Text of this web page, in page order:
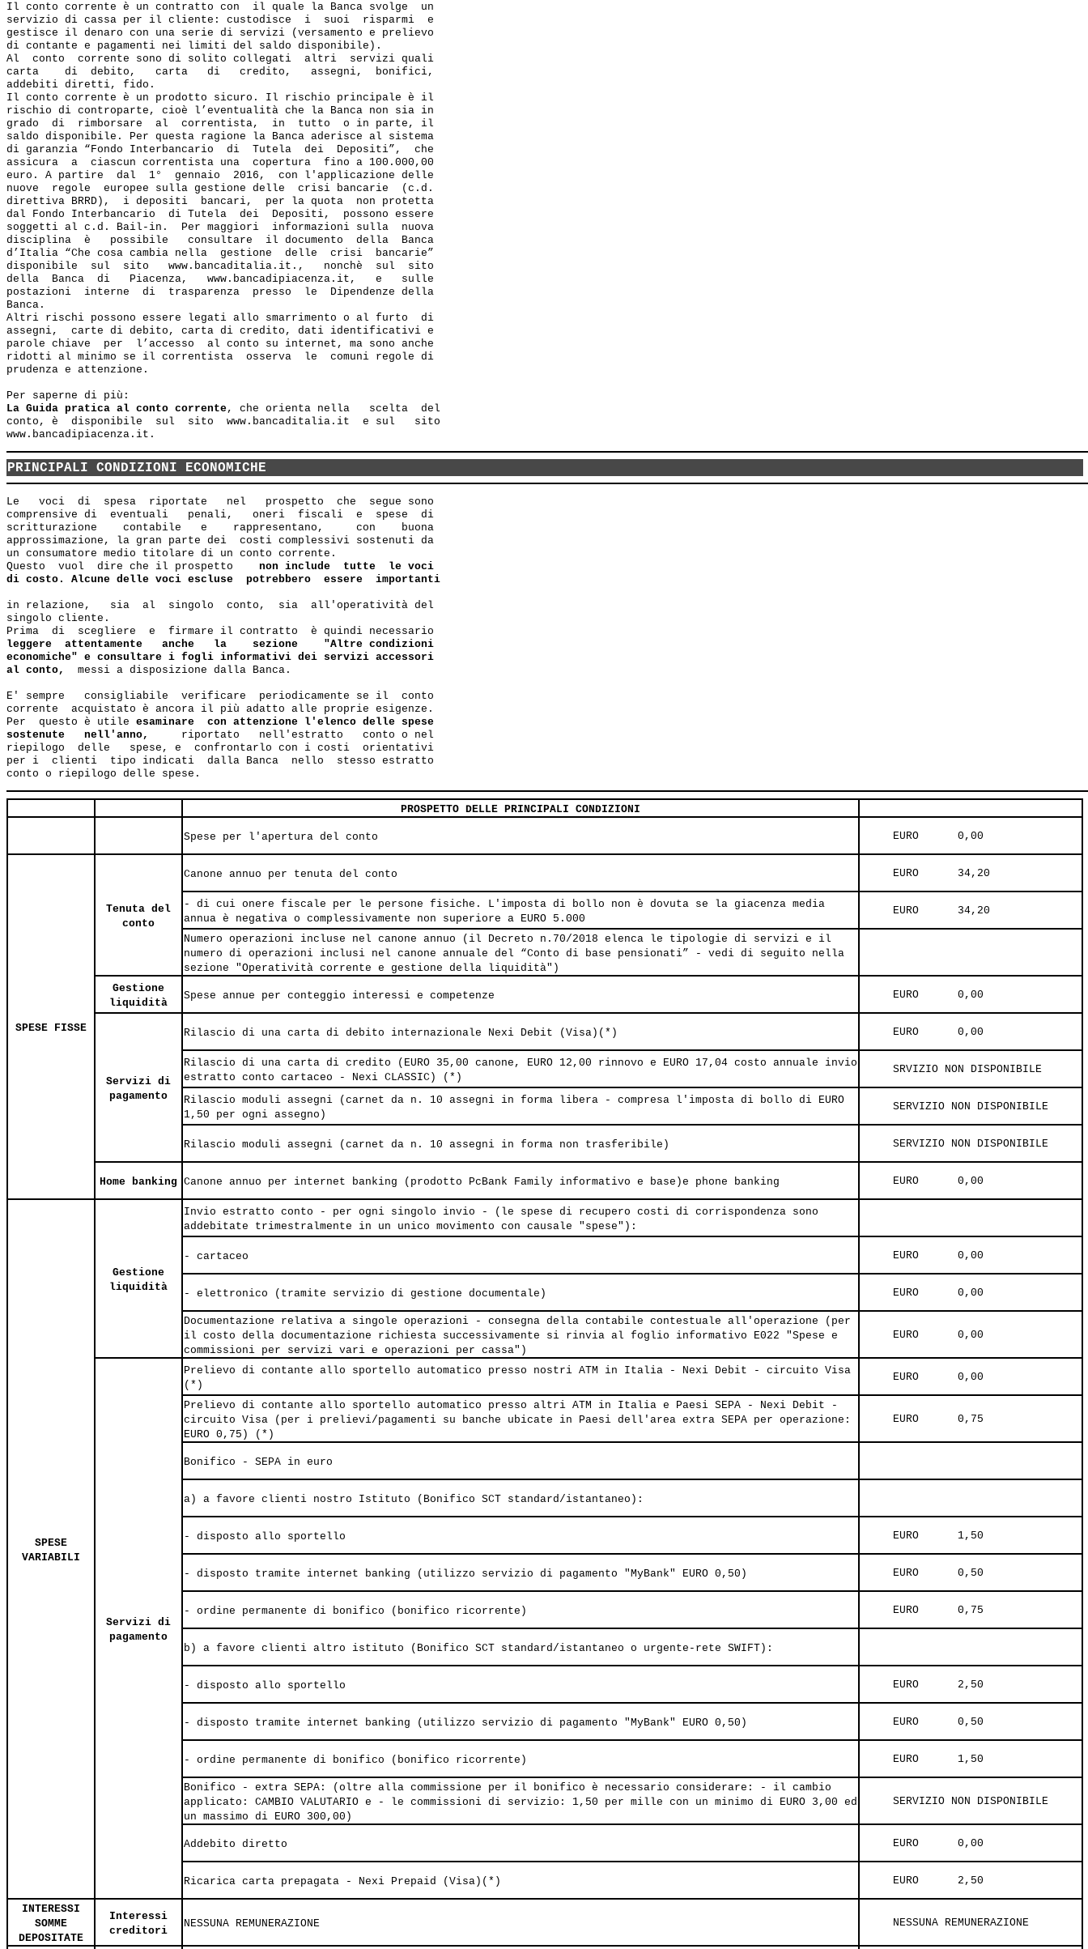
Il conto corrente è un contratto con  il quale la Banca svolge  un
servizio di cassa per il cliente: custodisce  i  suoi  risparmi  e
gestisce il denaro con una serie di servizi (versamento e prelievo
di contante e pagamenti nei limiti del saldo disponibile).
Al  conto  corrente sono di solito collegati  altri  servizi quali
carta    di  debito,   carta   di   credito,   assegni,  bonifici,
addebiti diretti, fido.
Il conto corrente è un prodotto sicuro. Il rischio principale è il
rischio di controparte, cioè l’eventualità che la Banca non sia in
grado  di  rimborsare  al  correntista,  in  tutto  o in parte, il
saldo disponibile. Per questa ragione la Banca aderisce al sistema
di garanzia “Fondo Interbancario  di  Tutela  dei  Depositi”,  che
assicura  a  ciascun correntista una  copertura  fino a 100.000,00
euro. A partire  dal  1°  gennaio  2016,  con l'applicazione delle
nuove  regole  europee sulla gestione delle  crisi bancarie  (c.d.
direttiva BRRD),  i depositi  bancari,  per la quota  non protetta
dal Fondo Interbancario  di Tutela  dei  Depositi,  possono essere
soggetti al c.d. Bail-in.  Per maggiori  informazioni sulla  nuova
disciplina  è   possibile   consultare  il documento  della  Banca
d’Italia “Che cosa cambia nella  gestione  delle  crisi  bancarie”
disponibile  sul  sito   www.bancaditalia.it.,   nonchè  sul  sito
della  Banca  di   Piacenza,   www.bancadipiacenza.it,   e   sulle
postazioni  interne  di  trasparenza  presso  le  Dipendenze della
Banca.
Altri rischi possono essere legati allo smarrimento o al furto  di
assegni,  carte di debito, carta di credito, dati identificativi e
parole chiave  per  l’accesso  al conto su internet, ma sono anche
ridotti al minimo se il correntista  osserva  le  comuni regole di
prudenza e attenzione.
Per saperne di più:
La Guida pratica al conto corrente, che orienta nella   scelta  del
conto, è  disponibile  sul  sito  www.bancaditalia.it  e sul   sito
PRINCIPALI CONDIZIONI ECONOMICHE
Le   voci  di  spesa  riportate   nel   prospetto  che  segue sono
comprensive di  eventuali   penali,   oneri  fiscali  e  spese  di
scritturazione    contabile   e    rappresentano,     con    buona
approssimazione, la gran parte dei  costi complessivi sostenuti da
un consumatore medio titolare di un conto corrente.
Questo  vuol  dire che il prospetto non include  tutte  le voci
di costo. Alcune delle voci escluse  potrebbero  essere  importanti
in relazione,   sia  al  singolo  conto,  sia  all'operatività del
singolo cliente.
Prima  di  scegliere  e  firmare il contratto  è quindi necessario
leggere  attentamente   anche   la    sezione    "Altre condizioni
economiche" e consultare i fogli informativi dei servizi accessori
al conto, messi a disposizione dalla Banca.
E' sempre   consigliabile  verificare  periodicamente se il  conto
corrente  acquistato è ancora il più adatto alle proprie esigenze.
Per  questo è utile esaminare  con attenzione l'elenco delle spese
sostenute   nell'anno,
  riportato   nell'estratto   conto o nel
riepilogo  delle   spese, e  confrontarlo con i costi  orientativi
per i  clienti  tipo indicati  dalla Banca  nello  stesso estratto
PROSPETTO DELLE PRINCIPALI CONDIZIONI
Spese per l'apertura del conto
     EURO      0,00
SPESE FISSE
Tenuta del
conto
Canone annuo per tenuta del conto
     EURO      34,20
- di cui onere fiscale per le persone fisiche. L'imposta di bollo non è dovuta se la giacenza media
annua è negativa o complessivamente non superiore a EURO 5.000
     EURO      34,20
Numero operazioni incluse nel canone annuo (il Decreto n.70/2018 elenca le tipologie di servizi e il
numero di operazioni inclusi nel canone annuale del “Conto di base pensionati” - vedi di seguito nella
sezione "Operatività corrente e gestione della liquidità")
Gestione
liquidità
Spese annue per conteggio interessi e competenze
     EURO      0,00
Servizi di
pagamento
Rilascio di una carta di debito internazionale Nexi Debit (Visa)(*)
     EURO      0,00
Rilascio di una carta di credito (EURO 35,00 canone, EURO 12,00 rinnovo e EURO 17,04 costo annuale invio
estratto conto cartaceo - Nexi CLASSIC) (*)
     SRVIZIO NON DISPONIBILE
Rilascio moduli assegni (carnet da n. 10 assegni in forma libera - compresa l'imposta di bollo di EURO
1,50 per ogni assegno)
     SERVIZIO NON DISPONIBILE
Rilascio moduli assegni (carnet da n. 10 assegni in forma non trasferibile)
     SERVIZIO NON DISPONIBILE
Home banking Canone annuo per internet banking (prodotto PcBank Family informativo e base)e phone banking
     EURO      0,00
SPESE
VARIABILI
Gestione
liquidità
Invio estratto conto - per ogni singolo invio - (le spese di recupero costi di corrispondenza sono
addebitate trimestralmente in un unico movimento con causale "spese"):
- cartaceo
     EURO      0,00
- elettronico (tramite servizio di gestione documentale)
     EURO      0,00
Documentazione relativa a singole operazioni - consegna della contabile contestuale all'operazione (per
il costo della documentazione richiesta successivamente si rinvia al foglio informativo E022 "Spese e
commissioni per servizi vari e operazioni per cassa")
     EURO      0,00
Servizi di
pagamento
Prelievo di contante allo sportello automatico presso nostri ATM in Italia - Nexi Debit - circuito Visa
(*)
     EURO      0,00
Prelievo di contante allo sportello automatico presso altri ATM in Italia e Paesi SEPA - Nexi Debit -
circuito Visa (per i prelievi/pagamenti su banche ubicate in Paesi dell'area extra SEPA per operazione:
EURO 0,75) (*)
     EURO      0,75
Bonifico - SEPA in euro
a) a favore clienti nostro Istituto (Bonifico SCT standard/istantaneo):
- disposto allo sportello
     EURO      1,50
- disposto tramite internet banking (utilizzo servizio di pagamento "MyBank" EURO 0,50)
     EURO      0,50
- ordine permanente di bonifico (bonifico ricorrente)
     EURO      0,75
b) a favore clienti altro istituto (Bonifico SCT standard/istantaneo o urgente-rete SWIFT):
- disposto allo sportello
     EURO      2,50
- disposto tramite internet banking (utilizzo servizio di pagamento "MyBank" EURO 0,50)
     EURO      0,50
- ordine permanente di bonifico (bonifico ricorrente)
     EURO      1,50
Bonifico - extra SEPA: (oltre alla commissione per il bonifico è necessario considerare: - il cambio
applicato: CAMBIO VALUTARIO e - le commissioni di servizio: 1,50 per mille con un minimo di EURO 3,00 ed
un massimo di EURO 300,00)
     SERVIZIO NON DISPONIBILE
Addebito diretto
     EURO      0,00
Ricarica carta prepagata - Nexi Prepaid (Visa)(*)
     EURO      2,50
INTERESSI
SOMME
DEPOSITATE
Interessi
creditori
NESSUNA REMUNERAZIONE
     NESSUNA REMUNERAZIONE